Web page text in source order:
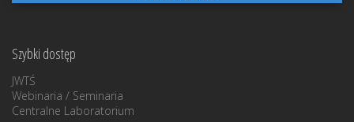
Szybki dostęp
JWTŚ
Webinaria / Seminaria
Centralne Laboratorium